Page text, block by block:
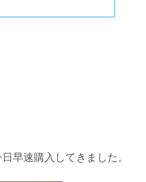
早速購入してきました。